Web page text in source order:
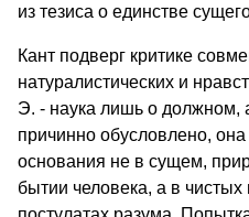
из тезиса о единстве
Кант подверг критике
натуралистических и
Э. - наука лишь о должном,
причинно обусловлено,
основания не в сущем,
бытии человека, а в